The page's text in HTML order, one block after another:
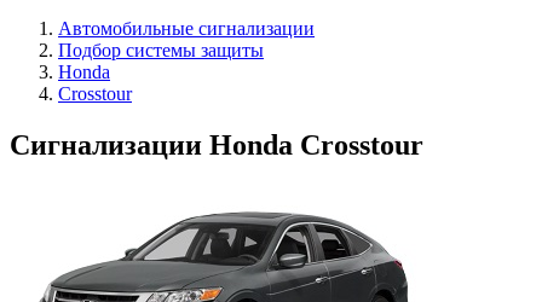
Автомобильные сигнализации
Подбор системы защиты
Honda
Crosstour
Сигнализации Honda Crosstour